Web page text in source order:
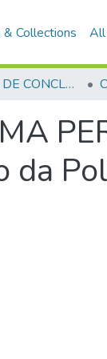
& Collections All
TRABALHOS DE CONCLUSÃO DE CURSO - CAESP (CURSO DE ESPECIALIZAÇÃO EM ALTOS ESTUDOS EM SEGURANÇA PÚBLICA)
da